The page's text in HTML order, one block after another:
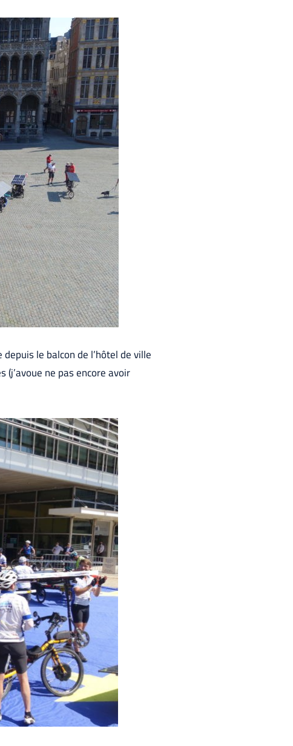
le balcon de l’hôtel de ville
ne pas encore avoir